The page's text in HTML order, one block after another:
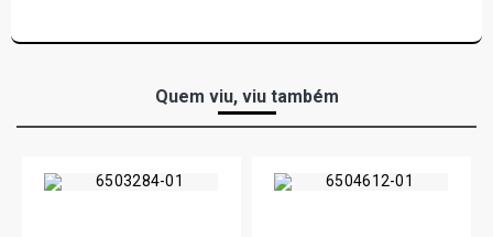
Quem viu, viu também